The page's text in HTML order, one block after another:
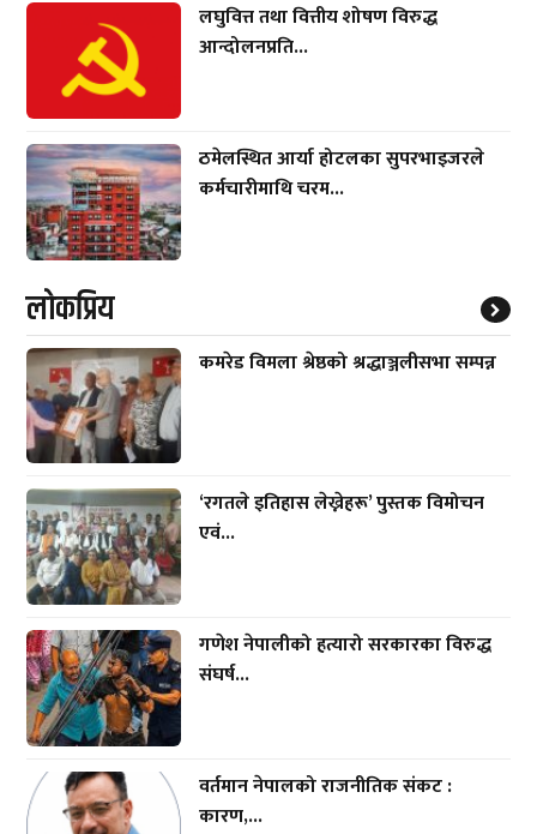
लघुवित्त तथा वित्तीय शोषण विरुद्ध
आन्दोलनप्रति...
ठमेलस्थित आर्या होटलका सुपरभाइजरले
कर्मचारीमाथि चरम...
लाेकप्रिय
कमरेड विमला श्रेष्ठको श्रद्धाञ्जलीसभा सम्पन्न
‘रगतले इतिहास लेख्नेहरू’ पुस्तक विमोचन
एवं...
गणेश नेपालीको हत्यारो सरकारका विरुद्ध
संघर्ष...
वर्तमान नेपालको राजनीतिक संकट :
कारण,...